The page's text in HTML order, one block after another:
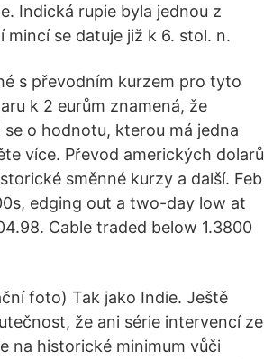
Indická rupie byla jednou z
se datuje již k 6. stol. n.
s převodním kurzem pro tyto
k 2 eurům znamená, že
se o hodnotu, kterou má jedna
více. Převod amerických dolarů
směnné kurzy a další. Feb
edging out a two-day low at
Cable traded below 1.3800
foto) Tak jako Indie. Ještě
že ani série intervencí ze
na historické minimum vůči